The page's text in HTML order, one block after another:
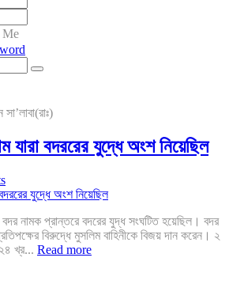
Me
যারা বদররের যুদ্ধে অংশ নিয়েছিল
নামক প্রান্তরে বদরের যুদ্ধ সংঘটিত হয়েছিল। বদর
বিরুদ্ধে মুসলিম বাহিনীকে বিজয় দান করেন। ২
খ্র... Read more